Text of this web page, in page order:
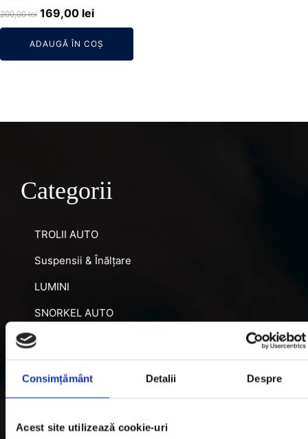
Consimțământ Detalii Despre
Acest site utilizează cookie-uri
200,00lei Prețul
inițial
a
fost:
169,00 leiPrețul
curent
este:
169,00 lei.
ADAUGĂ ÎN COȘ
Categorii
TROLII AUTO
Suspensii & Înălțare
LUMINI
SNORKEL AUTO
ACCESORII RECUPERARE